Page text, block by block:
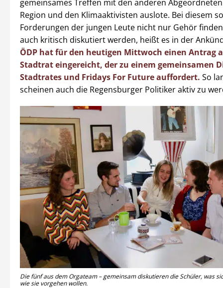
gemeinsames Treffen mit den anderen
Region und den Klimaaktivisten auslote. Bei diesem
Forderungen der jungen Leute nicht nur Gehör
auch kritisch diskutiert werden, heißt es in der
ÖDP hat für den heutigen Mittwoch einen Antrag
Stadtrat eingereicht, der zu einem gemeinsamen
Stadtrates und Fridays For Future auffordert. So
scheinen auch die Regensburger Politiker aktiv zu
Die fünf aus dem Orgateam – gemeinsam diskutieren die Schüler, was
wie sie vorgehen wollen.